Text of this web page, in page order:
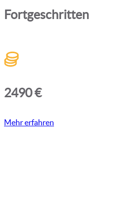
Fortgeschritten
2490 €
Mehr erfahren